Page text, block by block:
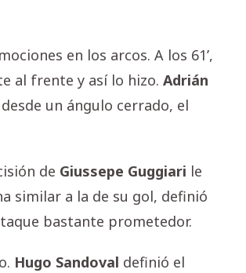
en los arcos. A los 61’,
al frente y así lo hizo. Adrián
un ángulo cerrado, el
de Giussepe Guggiari le
similar a la de su gol, definió
bastante prometedor.
Hugo Sandoval definió el